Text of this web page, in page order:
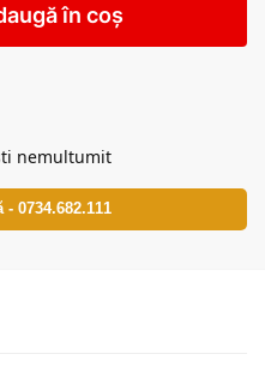
în coș
nemultumit
0734.682.111